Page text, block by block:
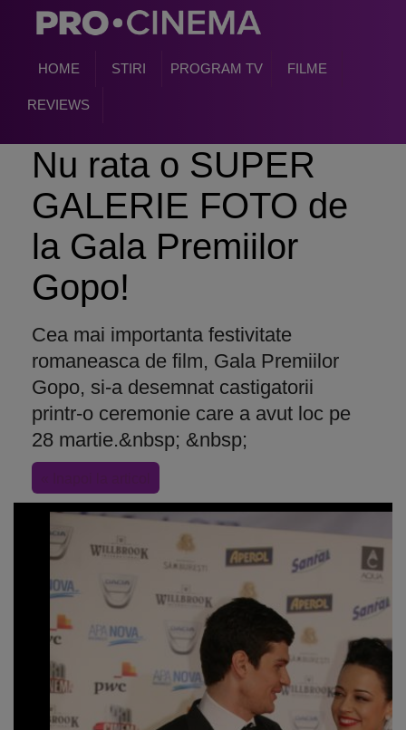
HOME STIRI PROGRAM TV FILME
REVIEWS
Nu rata o SUPER
GALERIE FOTO de
la Gala Premiilor
Gopo!
Cea mai importanta festivitate
romaneasca de film, Gala Premiilor
Gopo, si-a desemnat castigatorii
printr-o ceremonie care a avut loc pe
28 martie.&nbsp; &nbsp;